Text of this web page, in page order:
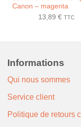
Canon – magenta
13,89 € TTC
Informations
Qui nous sommes
Service client
Politique de retours